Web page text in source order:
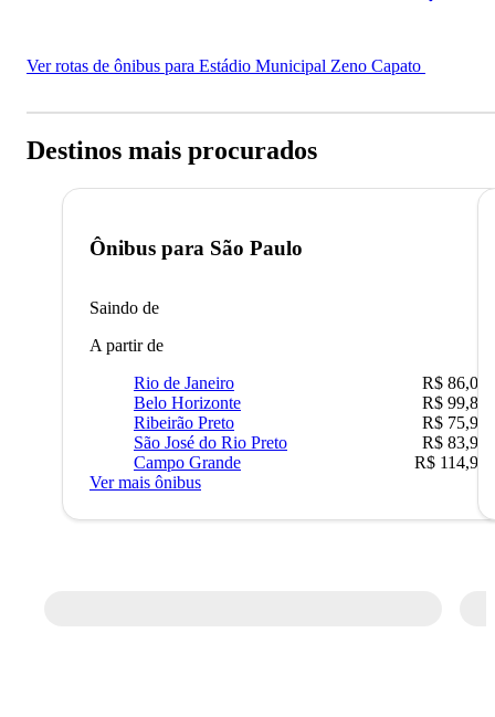
Ver rotas de ônibus para Estádio Municipal Zeno Capato
Destinos mais procurados
Ônibus para São Paulo
Saindo de
A partir de
Rio de Janeiro
R$ 86,00
Belo Horizonte
R$ 99,89
Ribeirão Preto
R$ 75,90
São José do Rio Preto
R$ 83,90
Campo Grande
R$ 114,90
Ver mais ônibus